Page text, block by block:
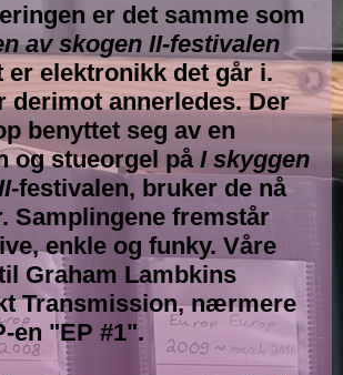
er det samme som
av skogen II-festivalen
er elektronikk det går i.
derimot annerledes. Der
benyttet seg av en
og stueorgel på I skyggen
-festivalen, bruker de nå
Samplingene fremstår
enkle og funky. Våre
Graham Lambkins
Transmission, nærmere
en "EP #1".